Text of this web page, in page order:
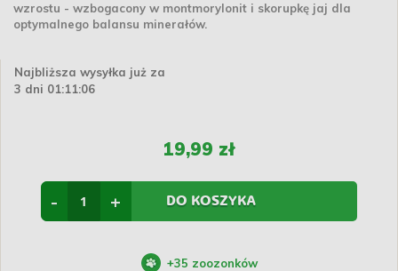
wzrostu - wzbogacony w montmorylonit i skorupkę jaj dla
optymalnego balansu minerałów.
Najbliższa wysyłka już za
3 dni 01:11:06
19,99 zł
+
- DO KOSZYKA
+35 zoozonków